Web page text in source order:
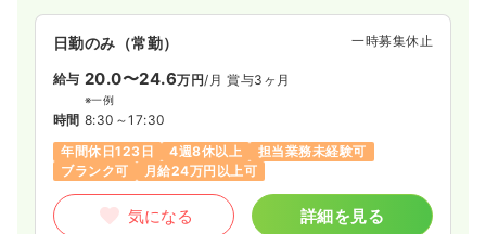
日勤のみ（常勤） 一時募集休止
給与 20.0〜24.6万円/月 賞与3ヶ月
※一例
時間 8:30～17:30
年間休日123日
4週8休以上
担当業務未経験可
ブランク可
月給24万円以上可
気になる 詳細を見る